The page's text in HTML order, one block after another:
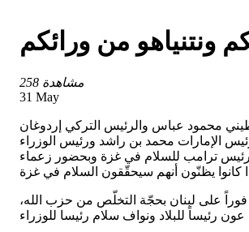
ونتنياهو من ورائكم
258 مشاهدة
31 May
محمود عباس والرئيس التركي إردوغان
الإمارات محمد بن راشد ورئيس الوزراء
في شرم الشيخ على ما يسمّى بخطة الرئيس ترامب للسلام في غزة وبحضور زعماء
على لبنان بحجّة التخلّص من حزب الله،